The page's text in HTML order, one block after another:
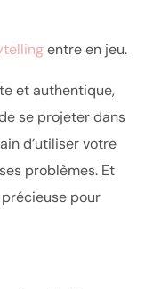
entre en jeu.
et authentique,
se projeter dans
d’utiliser votre
problèmes. Et
pour